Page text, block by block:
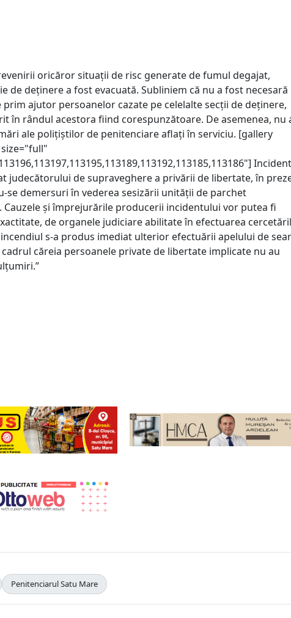
oricăror situații de risc generate de fumul degajat,
de deținere a fost evacuată. Subliniem că nu a fost necesară
prim ajutor persoanelor cazate pe celelalte secții de deținere,
în rândul acestora fiind corespunzătoare. De asemenea, nu
ale polițiștilor de penitenciare aflați în serviciu. [gallery
judecătorului de supraveghere a privării de libertate, în
se demersuri în vederea sesizării unității de parchet
Cauzele și împrejurările producerii incidentului vor putea fi
de organele judiciare abilitate în efectuarea
s-a produs imediat ulterior efectuării apelului de
căreia persoanele private de libertate implicate nu au
Penitenciarul Satu Mare